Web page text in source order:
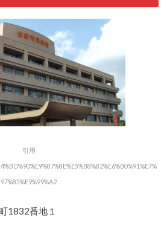
引用
97%85%E9%99%A2
1832番地１